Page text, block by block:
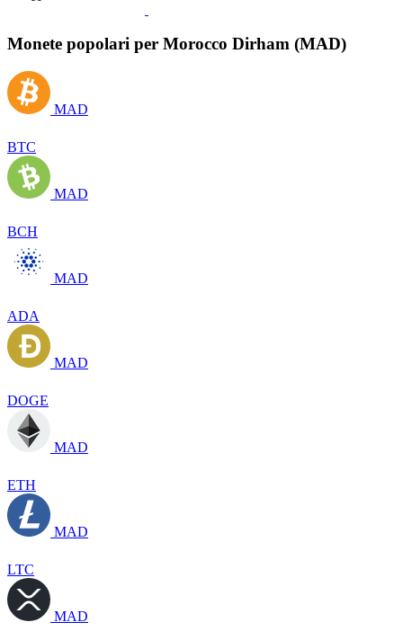
Monete popolari per Morocco Dirham (MAD)
MAD
BTC
MAD
BCH
MAD
ADA
MAD
DOGE
MAD
ETH
MAD
LTC
MAD